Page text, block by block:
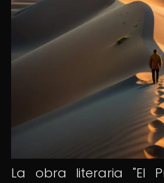
La obra literaria "El